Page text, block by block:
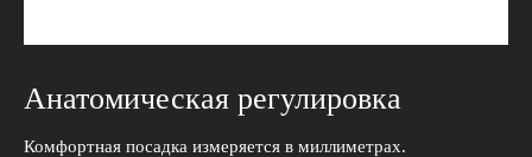
Анатомическая регулировка
Комфортная посадка измеряется в миллиметрах.